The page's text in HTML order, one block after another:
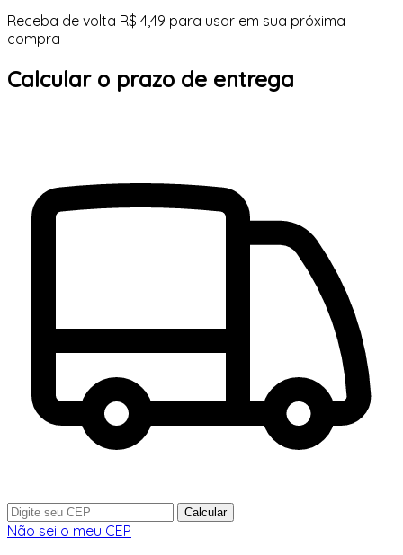
Receba de volta R$ 4,49 para usar em sua próxima
compra
Calcular o prazo de entrega
Calcular
Não sei o meu CEP